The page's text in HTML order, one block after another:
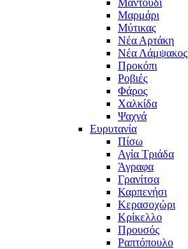
Μαντούδι
Μαρμάρι
Μύτικας
Νέα Αρτάκη
Νέα Λάμψακος
Προκόπι
Ροβιές
Φάρος
Χαλκίδα
Ψαχνά
Ευρυτανία
Πίσω
Αγία Τριάδα
Άγραφα
Γρανίτσα
Καρπενήσι
Κερασοχώρι
Κρίκελλο
Προυσός
Ραπτόπουλο